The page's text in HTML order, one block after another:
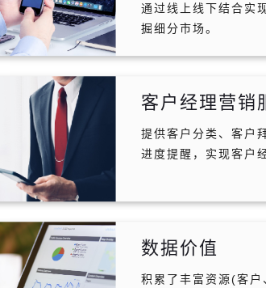
通过线上线下结合实
掘细分市场。
客户经理营销
提供客户分类、客户
进度提醒，实现客户
数据价值
积累了丰富资源(客户